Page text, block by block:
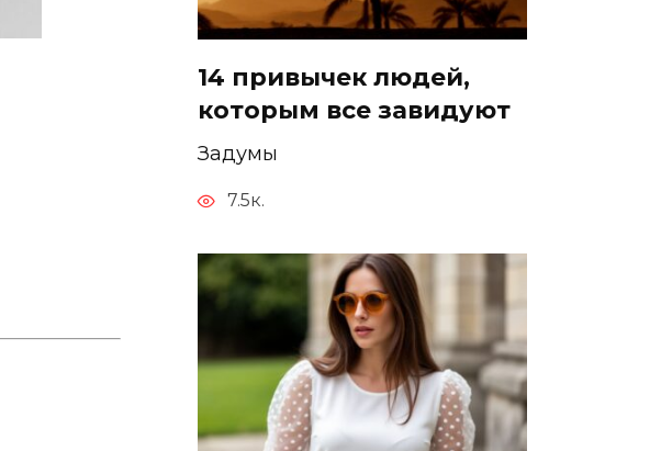
14 привычек людей,
которым все завидуют
Задумы
7.5к.